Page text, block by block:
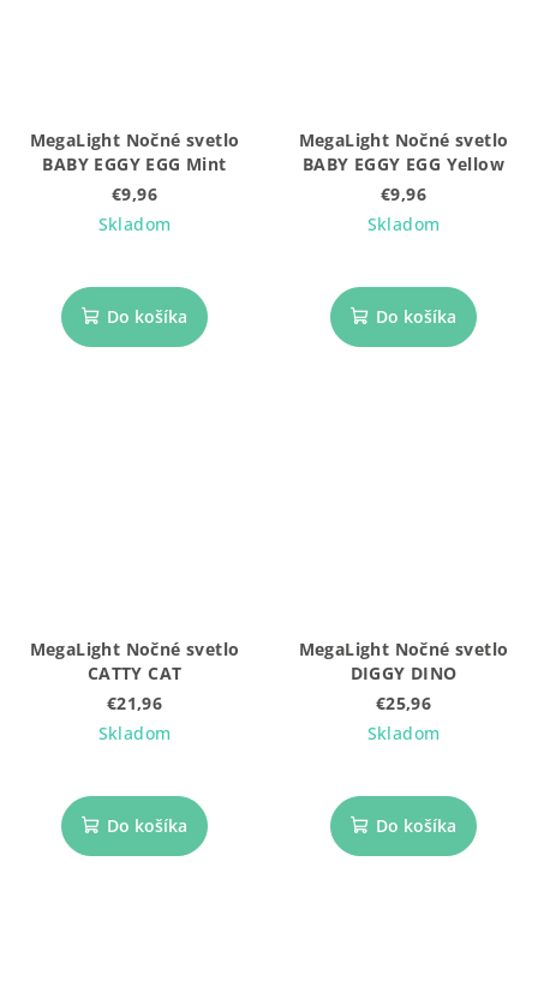
MegaLight Nočné svetlo
BABY EGGY EGG Mint
€9,96
Skladom
Do košíka
MegaLight Nočné svetlo
BABY EGGY EGG Yellow
€9,96
Skladom
Do košíka
MegaLight Nočné svetlo
CATTY CAT
€21,96
Skladom
Do košíka
MegaLight Nočné svetlo
DIGGY DINO
€25,96
Skladom
Do košíka